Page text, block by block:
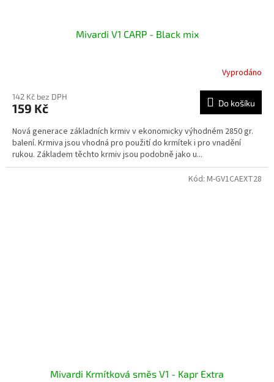
Mivardi V1 CARP - Black mix
Vyprodáno
142 Kč bez DPH
159 Kč Do košíku
Nová generace základních krmiv v ekonomicky výhodném 2850 gr.
balení. Krmiva jsou vhodná pro použití do krmítek i pro vnadění
rukou. Základem těchto krmiv jsou podobně jako u...
Mivardi Krmítková směs V1 - Kapr Extra
Kód: M-GV1CAEXT28